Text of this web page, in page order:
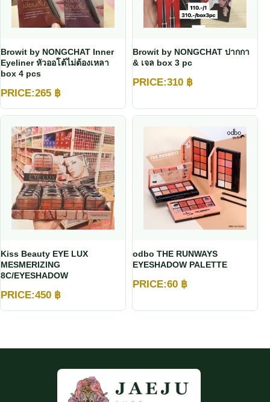
Browit by NONGCHAT Inner
Eyeliner หัวออโต้ไม่ต้องเหลา
box 4 pcs
PRICE:265 ฿
Browit by NONGCHAT ปากกา
& เจล box 3 pc
PRICE:310 ฿
Kiss Beauty EYE LUX
MESMERIZING
8C/EYESHADOW
PRICE:450 ฿
odbo THE RUNWAYS
EYESHADOW PALETTE
PRICE:60 ฿